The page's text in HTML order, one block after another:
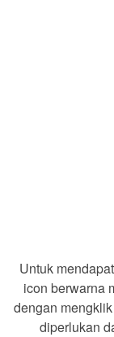
Untuk
icon berwarna
dengan mengklik
diperlukan